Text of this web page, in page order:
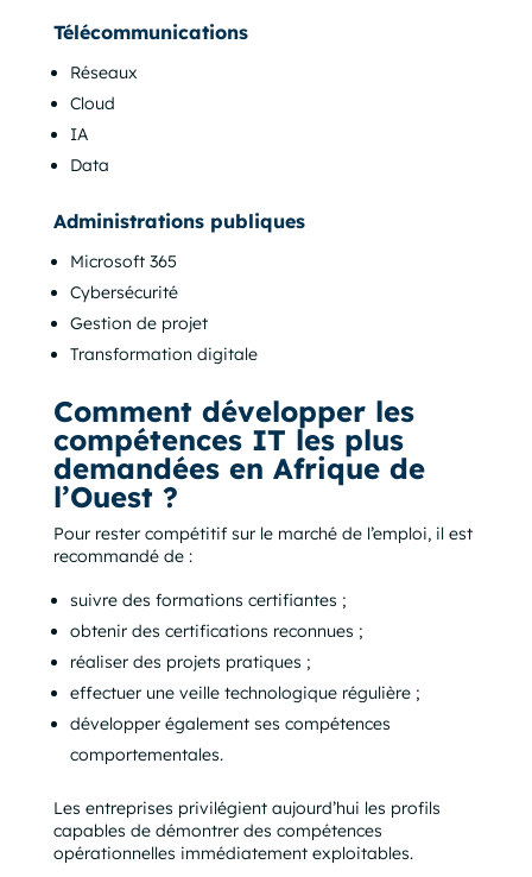
Télécommunications
Réseaux
Cloud
IA
Data
Administrations publiques
Microsoft 365
Cybersécurité
Gestion de projet
Transformation digitale
Comment développer les
compétences IT les plus
demandées en Afrique de
l’Ouest ?
Pour rester compétitif sur le marché de l’emploi, il est
recommandé de :
suivre des formations certifiantes ;
obtenir des certifications reconnues ;
réaliser des projets pratiques ;
effectuer une veille technologique régulière ;
développer également ses compétences
comportementales.
Les entreprises privilégient aujourd’hui les profils
capables de démontrer des compétences
opérationnelles immédiatement exploitables.